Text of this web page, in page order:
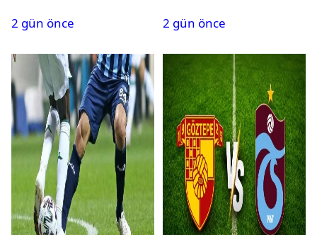
2 gün önce
2 gün önce